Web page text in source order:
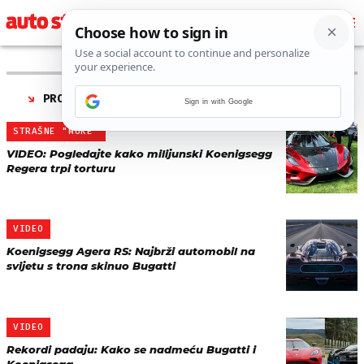
PRONAĐENO 12 REZULTATA ZA TAG “
STRAŠNE "MUKE"
VIDEO: Pogledajte kako milijunski Koenigsegg
Regera trpi torturu
VIDEO
Koenigsegg Agera RS: Najbrži automobil na
svijetu s trona skinuo Bugatti
VIDEO
Rekordi padaju: Kako se nadmeću Bugatti i
Sign in with Google